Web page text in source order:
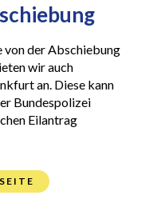
von der Abschiebung
wirauch
an. Diese kann
Bundespolizei
Eilantrag